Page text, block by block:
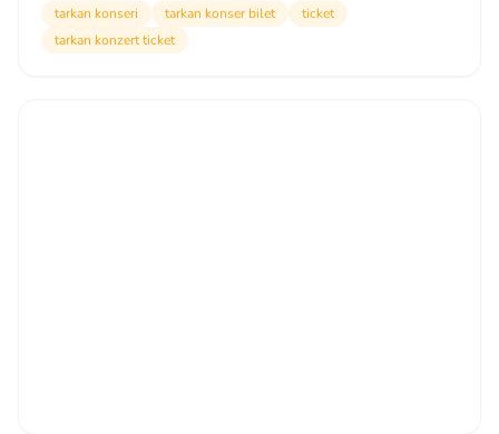
tarkan konseri tarkan konser bilet
ticket
tarkan konzert ticket